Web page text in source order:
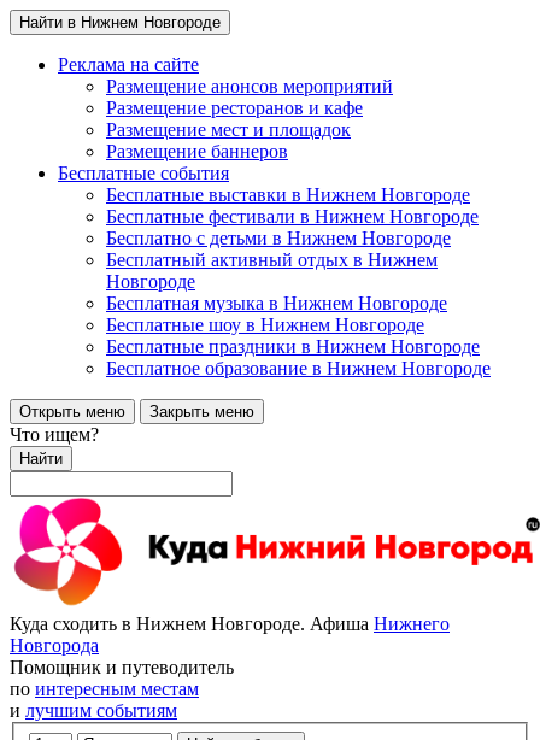
Найти в Нижнем Новгороде
Реклама на сайте
Размещение анонсов мероприятий
Размещение ресторанов и кафе
Размещение мест и площадок
Размещение баннеров
Бесплатные события
Бесплатные выставки в Нижнем Новгороде
Бесплатные фестивали в Нижнем Новгороде
Бесплатно с детьми в Нижнем Новгороде
Бесплатный активный отдых в Нижнем
Новгороде
Бесплатная музыка в Нижнем Новгороде
Бесплатные шоу в Нижнем Новгороде
Бесплатные праздники в Нижнем Новгороде
Бесплатное образование в Нижнем Новгороде
Открыть меню Закрыть меню
Что ищем?
Найти
Куда сходить в Нижнем Новгороде. Афиша Нижнего
Новгорода
Помощник и путеводитель
по интересным местам
и лучшим событиям